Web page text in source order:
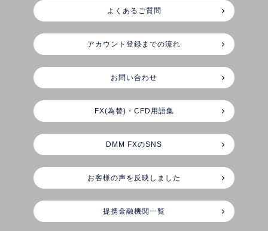
よくあるご質問
アカウント登録までの流れ
お問い合わせ
FX(為替)・CFD用語集
DMM FXのSNS
お客様の声を反映しました
提携金融機関一覧